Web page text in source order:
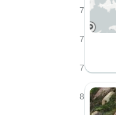
7
7
7
8